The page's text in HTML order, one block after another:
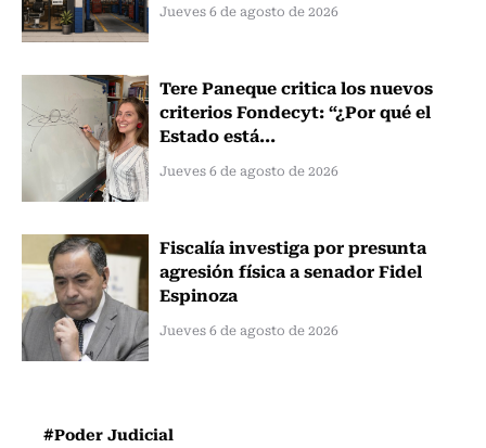
Jueves 6 de agosto de 2026
Tere Paneque critica los nuevos
criterios Fondecyt: “¿Por qué el
Estado está...
Jueves 6 de agosto de 2026
Fiscalía investiga por presunta
agresión física a senador Fidel
Espinoza
Jueves 6 de agosto de 2026
#Poder Judicial